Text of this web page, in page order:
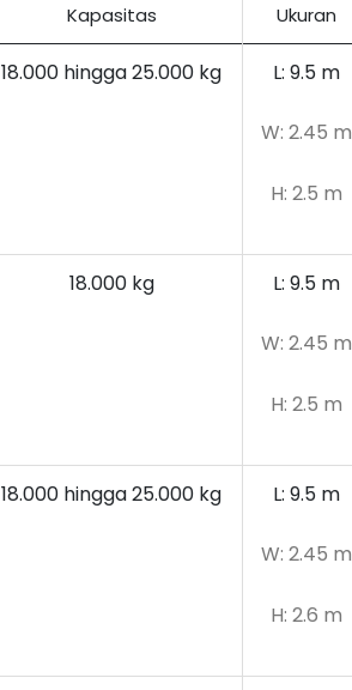
Kapasitas Ukuran
18.000 hingga 25.000 kg L: 9.5 m
W: 2.45 m
H: 2.5 m
18.000 kg L: 9.5 m
W: 2.45 m
H: 2.5 m
18.000 hingga 25.000 kg L: 9.5 m
W: 2.45 m
H: 2.6 m